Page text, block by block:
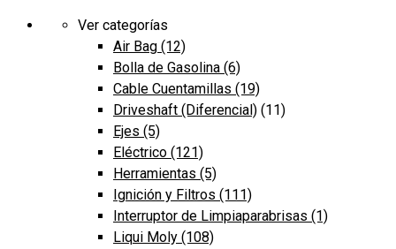
producto
múltiples
variantes.
opciones
Ver categorías
Air Bag (12)
Bolla de Gasolina (6)
Cable Cuentamillas (19)
Driveshaft (Diferencial) (11)
Ejes (5)
Eléctrico (121)
Herramientas (5)
Ignición y Filtros (111)
Interruptor de Limpiaparabrisas (1)
Liqui Moly (108)